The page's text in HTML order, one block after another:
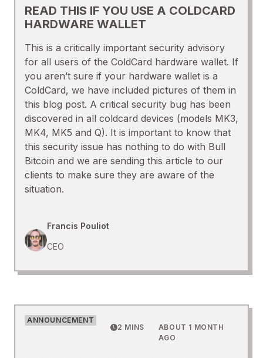
READ THIS IF YOU USE A COLDCARD
HARDWARE WALLET
This is a critically important security advisory
for all users of the ColdCard hardware wallet. If
you aren’t sure if your hardware wallet is a
ColdCard, we have included pictures of them in
this blog post. A critical security bug has been
discovered in all coldcard devices (models MK3,
MK4, MK5 and Q). It is important to know that
this security issue has nothing to do with Bull
Bitcoin and we are sending this article to our
clients to make sure they are aware of the
situation.
Francis Pouliot
CEO
ANNOUNCEMENT
2 MINS
ABOUT 1 MONTH
AGO